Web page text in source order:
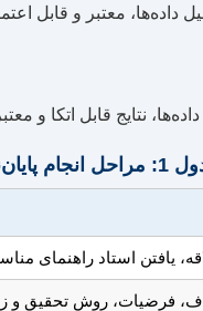
معتبر و قابل
نتایج قابل اتکا و
پایان‌نامه: یک نمای کلی
یافتن استاد راهنمای
فرضیات، روش تحقیق و